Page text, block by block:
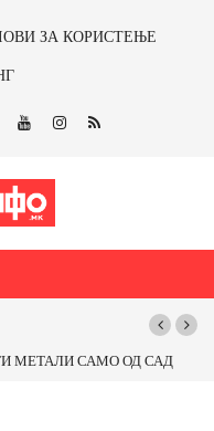
ЗА КОРИСТЕЊЕ
Ноември“ во Струмица